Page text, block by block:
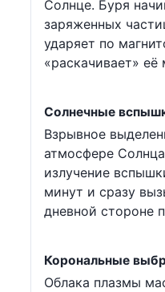
Солнце. Буря
заряженных
ударяет по
«раскачивает» её
Солнечные
Взрывное
атмосфере
излучение
минут и сразу
дневной стороне
Корональные
Облака плазмы